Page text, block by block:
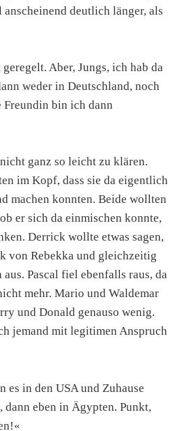
anscheinend deutlich länger, als
Aber, Jungs, ich hab da
weder in Deutschland, noch
Freundin bin ich dann
ganz so leicht zu klären.
im Kopf, dass sie da eigentlich
machen konnten. Beide wollten
er sich da einmischen konnte,
Derrick wollte etwas sagen,
von Rebekka und gleichzeitig
Pascal fiel ebenfalls raus, da
mehr. Mario und Waldemar
und Donald genauso wenig.
jemand mit legitimen Anspruch
es in den USA und Zuhause
eben in Ägypten. Punkt,